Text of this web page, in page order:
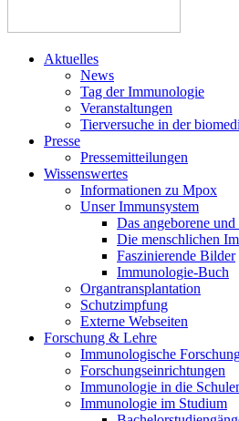
Aktuelles
News
Tag der Immunologie
Veranstaltungen
Tierversuche in der
Presse
Pressemitteilungen
Wissenswertes
Informationen zu Mpox
Unser Immunsystem
Das angeborene
Die menschlichen
Faszinierende Bilder
Immunologie-Buch
Organtransplantation
Schutzimpfung
Externe Webseiten
Forschung & Lehre
Immunologische
Forschungseinrichtungen
Immunologie in die
Immunologie im Studium